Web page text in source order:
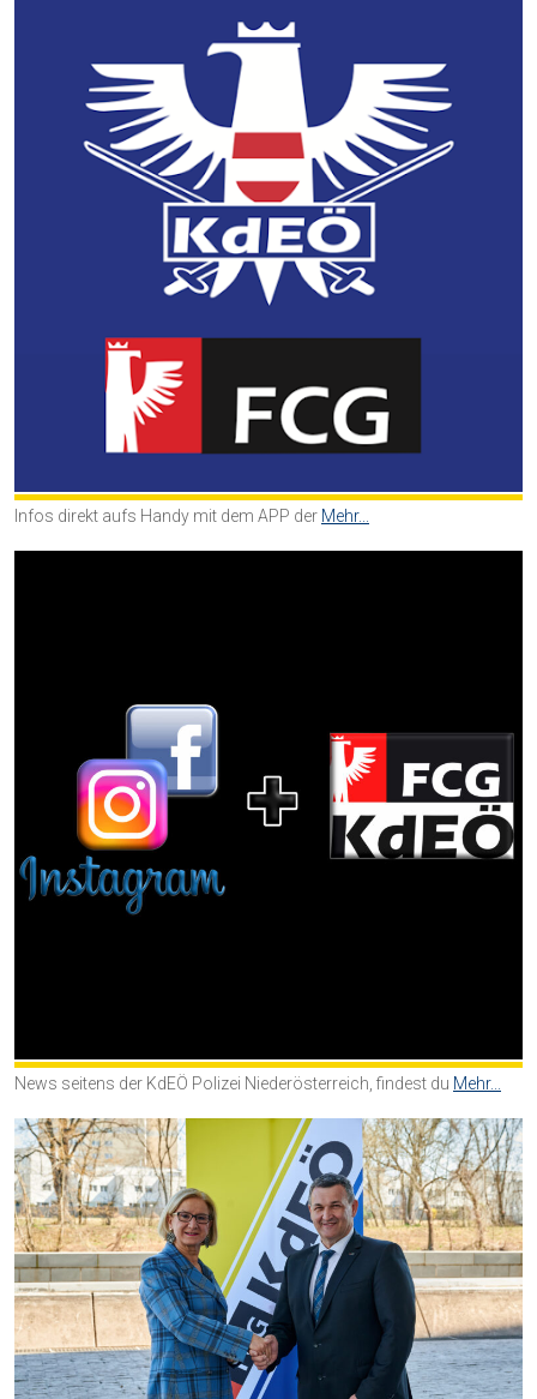
Infos direkt aufs Handy mit dem APP der Mehr...
News seitens der KdEÖ Polizei Niederösterreich, findest du Mehr...